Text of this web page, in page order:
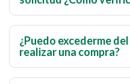
Para verificar el estatus
por Internet >
Crédito > Opción Mis
¿Puedo excederme
realizar una compra?
Ninguna compra con